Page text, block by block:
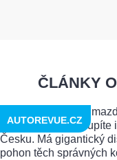
ČLÁNKY
AUTOREVUE.CZ